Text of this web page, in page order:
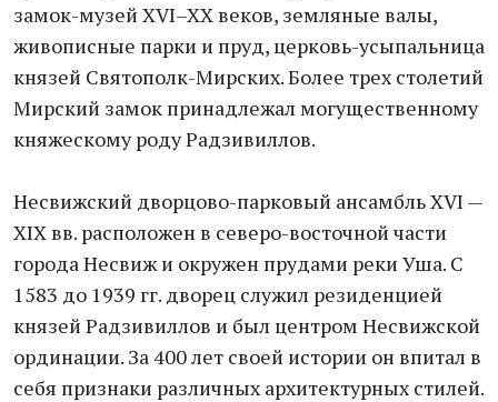
замок-музей XVI–XX веков, земляные валы,
живописные парки и пруд, церковь-усыпальница
князей Святополк-Мирских. Более трех столетий
Мирский замок принадлежал могущественному
княжескому роду Радзивиллов.
Несвижский дворцово-парковый ансамбль XVI —
XIX вв. расположен в северо-восточной части
города Несвиж и окружен прудами реки Уша. С
1583 до 1939 гг. дворец служил резиденцией
князей Радзивиллов и был центром Несвижской
ординации. За 400 лет своей истории он впитал в
себя признаки различных архитектурных стилей.